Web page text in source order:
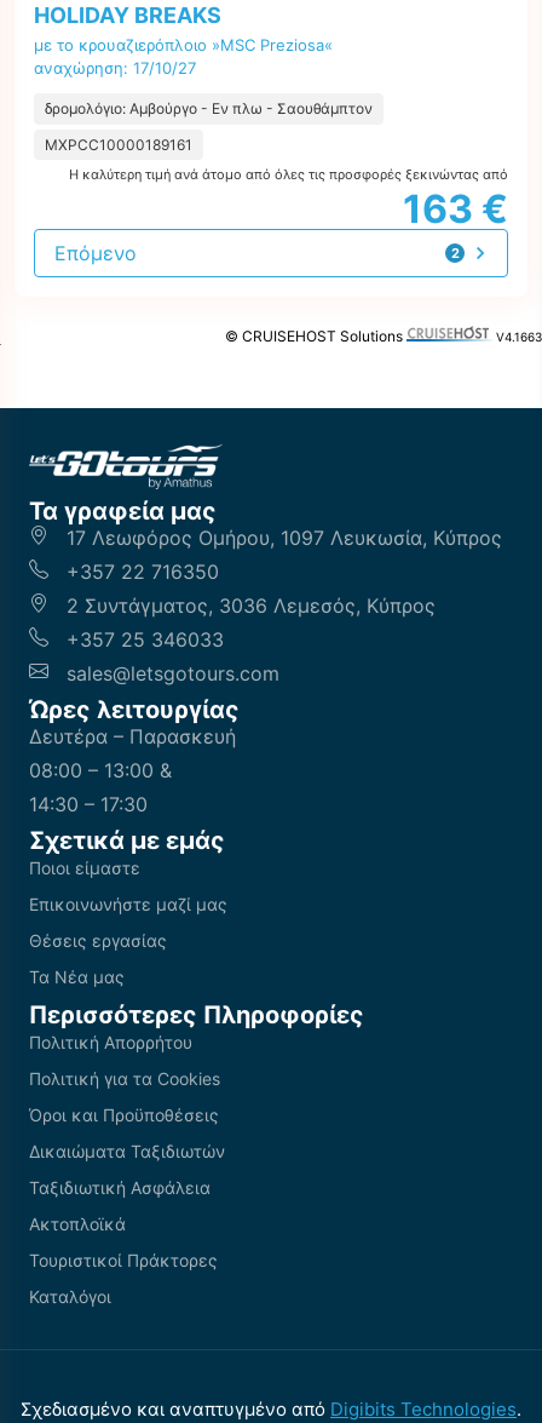
HOLIDAY BREAKS
με το κρουαζιερόπλοιο »MSC Preziosa«
αναχώρηση: 17/10/27
δρομολόγιο: Αμβούργο - Εν πλω - Σαουθάμπτον
MXPCC10000189161
Η καλύτερη τιμή ανά άτομο από όλες τις προσφορές ξεκινώντας από
163 €
2
προτάσεις
Επόμενο
© CRUISEHOST Solutions V4.1663
Τα γραφεία μας
17 Λεωφόρος Ομήρου, 1097 Λευκωσία, Κύπρος
+357 22 716350
2 Συντάγματος, 3036 Λεμεσός, Κύπρος
+357 25 346033
sales@letsgotours.com
Ώρες λειτουργίας
Δευτέρα – Παρασκευή
08:00 – 13:00 &
14:30 – 17:30
Σχετικά με εμάς
Ποιοι είμαστε
Επικοινωνήστε μαζί μας
Θέσεις εργασίας
Τα Νέα μας
Περισσότερες Πληροφορίες
Πολιτική Απορρήτου
Πολιτική για τα Cookies
Όροι και Προϋποθέσεις
Δικαιώματα Ταξιδιωτών
Ταξιδιωτική Ασφάλεια
Ακτοπλοϊκά
Τουριστικοί Πράκτορες
Καταλόγοι
Σχεδιασμένο και αναπτυγμένο από Digibits Technologies.